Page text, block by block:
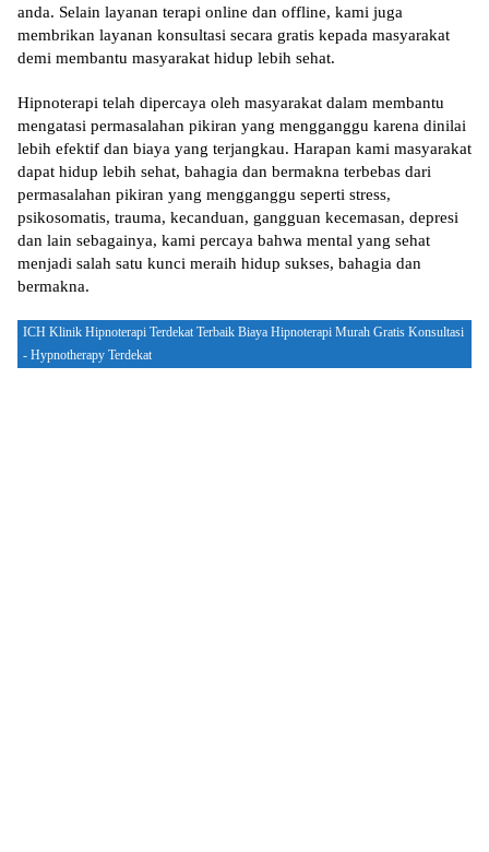
anda. Selain layanan terapi online dan offline, kami juga
membrikan layanan konsultasi secara gratis kepada masyarakat
demi membantu masyarakat hidup lebih sehat.
Hipnoterapi telah dipercaya oleh masyarakat dalam membantu
mengatasi permasalahan pikiran yang mengganggu karena dinilai
lebih efektif dan biaya yang terjangkau. Harapan kami masyarakat
dapat hidup lebih sehat, bahagia dan bermakna terbebas dari
permasalahan pikiran yang mengganggu seperti stress,
psikosomatis, trauma, kecanduan, gangguan kecemasan, depresi
dan lain sebagainya, kami percaya bahwa mental yang sehat
menjadi salah satu kunci meraih hidup sukses, bahagia dan
bermakna.
ICH Klinik Hipnoterapi Terdekat Terbaik Biaya Hipnoterapi Murah Gratis Konsultasi
- Hypnotherapy Terdekat